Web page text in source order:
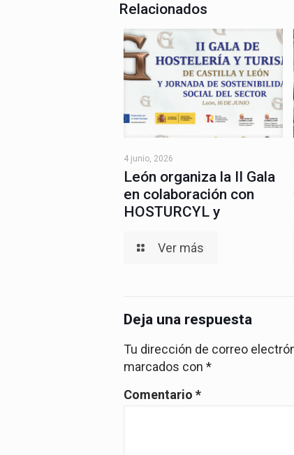
Relacionados
4 junio, 2026
León organiza la II Gala
en colaboración con
HOSTURCYL y
Ver más
Deja una respuesta
Tu dirección de correo
marcados con*
Comentario*